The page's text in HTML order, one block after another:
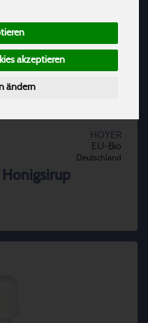
akzeptieren
ändern
HOYER
EU-Bio
Deutschland
Honigsirup